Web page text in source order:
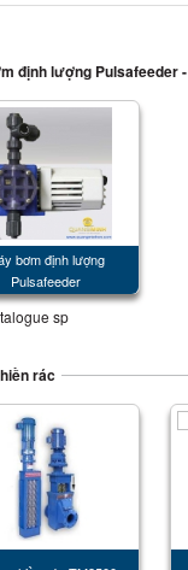
định lượng Pulsafeeder
bơm định lượng
Pulsafeeder
sp
rác